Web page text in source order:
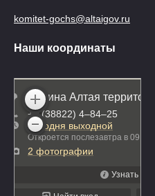
komitet-gochs@altaigov.ru
Наши координаты